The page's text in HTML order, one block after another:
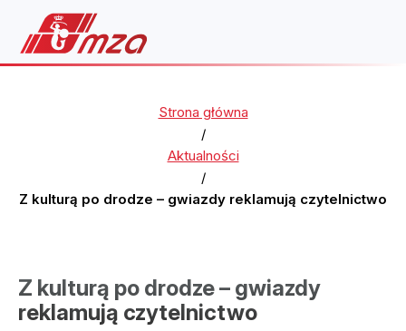
Strona główna
/
Aktualności
/
Z kulturą po drodze – gwiazdy reklamują czytelnictwo
Z kulturą po drodze – gwiazdy
reklamują czytelnictwo